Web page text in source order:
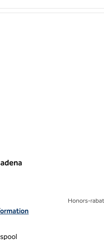
för Hilton Pasadena
Honors-